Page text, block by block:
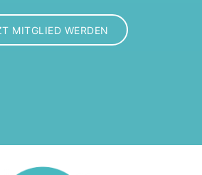
MITGLIED WERDEN